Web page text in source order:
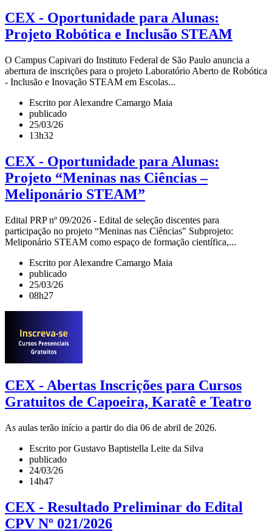
CEX - Oportunidade para Alunas:
Projeto Robótica e Inclusão STEAM
O Campus Capivari do Instituto Federal de São Paulo anuncia a
abertura de inscrições para o projeto Laboratório Aberto de Robótica
- Inclusão e Inovação STEAM em Escolas...
Escrito por Alexandre Camargo Maia
publicado
25/03/26
13h32
CEX - Oportunidade para Alunas:
Projeto “Meninas nas Ciências –
Meliponário STEAM”
Edital PRP nº 09/2026 - Edital de seleção discentes para
participação no projeto “Meninas nas Ciências" Subprojeto:
Meliponário STEAM como espaço de formação científica,...
Escrito por Alexandre Camargo Maia
publicado
25/03/26
08h27
CEX - Abertas Inscrições para Cursos
Gratuitos de Capoeira, Karatê e Teatro
As aulas terão início a partir do dia 06 de abril de 2026.
Escrito por Gustavo Baptistella Leite da Silva
publicado
24/03/26
14h47
CEX - Resultado Preliminar do Edital
CPV Nº 021/2026